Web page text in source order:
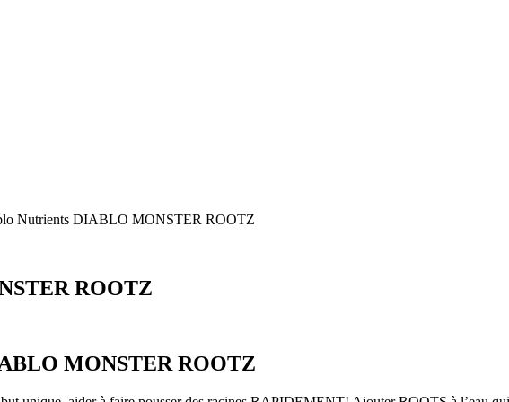
Nutrients DIABLO MONSTER ROOTZ
ROOTZ
MONSTER ROOTZ